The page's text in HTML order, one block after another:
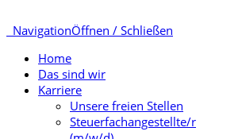
NavigationÖffnen / Schließen
Home
Das sind wir
Karriere
Unsere freien Stellen
Steuerfachangestellte/r